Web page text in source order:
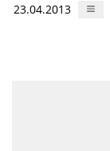
23.04.2013